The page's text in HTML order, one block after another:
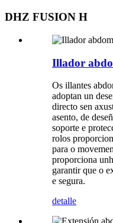
DHZ FUSION H
Illador
Os illantes
adoptan un
directo sen
asento, de
soporte e
rolos
para o
proporciona
garantir que o
e segura.
detalle